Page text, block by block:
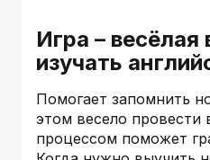
Игра –
изучать
Помогает запомнить
этом весело провести
процессом поможет